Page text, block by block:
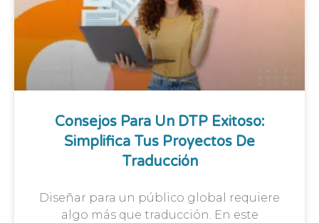
Consejos Para Un DTP Exitoso:
Simplifica Tus Proyectos De
Traducción
Diseñar para un público global requiere
algo más que traducción. En este